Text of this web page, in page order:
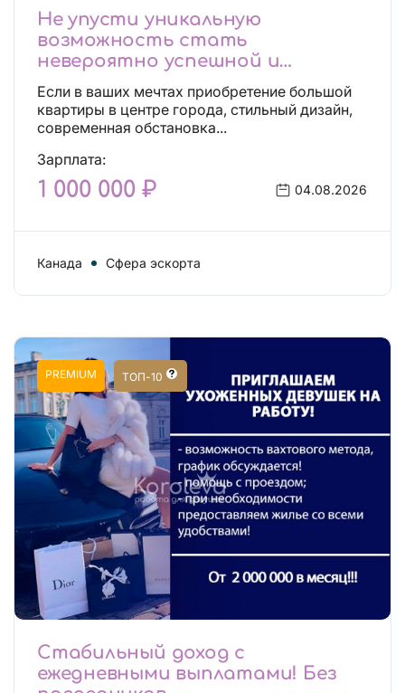
Не упусти уникальную
возможность стать
невероятно успешной и
независимой!
Если в ваших мечтах приобретение большой
квартиры в центре города, стильный дизайн,
современная обстановка...
Зарплата:
1 000 000 ₽ 04.08.2026
Канада Сфера эскорта
PREMIUM ТОП-10
Стабильный доход с
ежедневными выплатами! Без